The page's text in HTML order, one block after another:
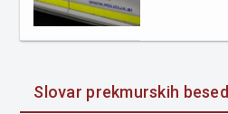
Slovar prekmurskih besed